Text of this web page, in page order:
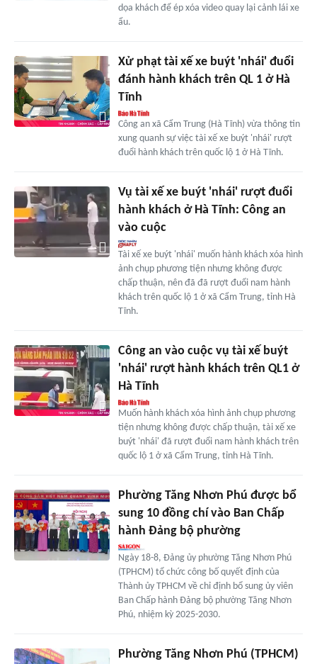
dọa khách để ép xóa video quay lại cảnh lái xe
ẩu.
Xử phạt tài xế xe buýt 'nhái' đuổi
đánh hành khách trên QL 1 ở Hà
Tĩnh
Công an xã Cẩm Trung (Hà Tĩnh) vừa thông tin
xung quanh sự việc tài xế xe buýt 'nhái' rượt
đuổi hành khách trên quốc lộ 1 ở Hà Tĩnh.
Vụ tài xế xe buýt 'nhái' rượt đuổi
hành khách ở Hà Tĩnh: Công an
vào cuộc
Tài xế xe buýt 'nhái' muốn hành khách xóa hình
ảnh chụp phương tiện nhưng không được
chấp thuận, nên đã đã rượt đuổi nam hành
khách trên quốc lộ 1 ở xã Cẩm Trung, tỉnh Hà
Tĩnh.
Công an vào cuộc vụ tài xế buýt
'nhái' rượt hành khách trên QL1 ở
Hà Tĩnh
Muốn hành khách xóa hình ảnh chụp phương
tiện nhưng không được chấp thuận, tài xế xe
buýt 'nhái' đã rượt đuổi nam hành khách trên
quốc lộ 1 ở xã Cẩm Trung, tỉnh Hà Tĩnh.
Phường Tăng Nhơn Phú được bổ
sung 10 đồng chí vào Ban Chấp
hành Đảng bộ phường
Ngày 18-8, Đảng ủy phường Tăng Nhơn Phú
(TPHCM) tổ chức công bố quyết định của
Thành ủy TPHCM về chỉ định bổ sung ủy viên
Ban Chấp hành Đảng bộ phường Tăng Nhơn
Phú, nhiệm kỳ 2025-2030.
Phường Tăng Nhơn Phú (TPHCM)